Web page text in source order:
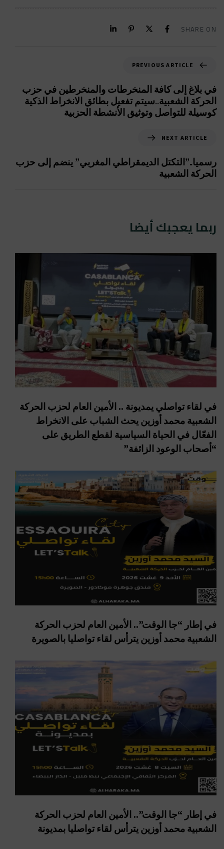
SHARE ON
PREVIOUS ARTICLE
في بلاغ إلى كافة المنخرطات والمنخرطين في حزب
الحركة الشعبية..سيتم تفعيل بطائق الانخراط الذكية
كوسيلة للتواصل وتوثيق الأنشطة الحزبية
NEXT ARTICLE
رسميا..”التكتل الديمقراطي المغربي” ينضم إلى حزب
الحركة الشعبية
ربما يعجبك أيضا
في لقاء تواصلي يمديونة .. الأمين العام لحزب الحركة
الشعبية محمد أوزين يحث الشباب على الانخراط
الفعّال في الحياة السياسية لقطع الطريق على
“أصحاب الوعود الزائفة”
في إطار “جا الوقت”.. الأمين العام لحزب الحركة
الشعبية محمد أوزين يترأس لقاء تواصليا بالصويرة
في إطار “جا الوقت”.. الأمين العام لحزب الحركة
الشعبية محمد أوزين يترأس لقاء تواصليا بمديونة